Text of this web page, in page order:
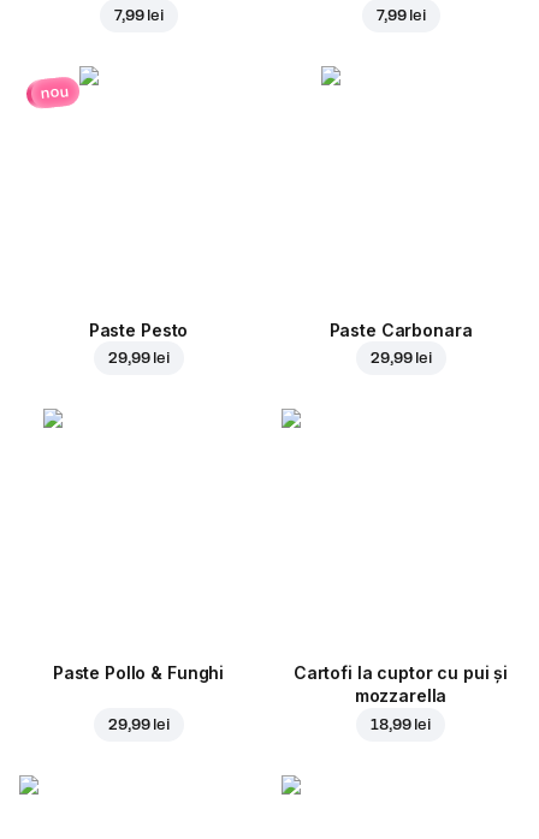
7,99 lei 7,99 lei
nou
Paste Pesto
29,99 lei
Paste Carbonara
29,99 lei
Paste Pollo & Funghi
29,99 lei
Cartofi la cuptor cu pui și
mozzarella
18,99 lei